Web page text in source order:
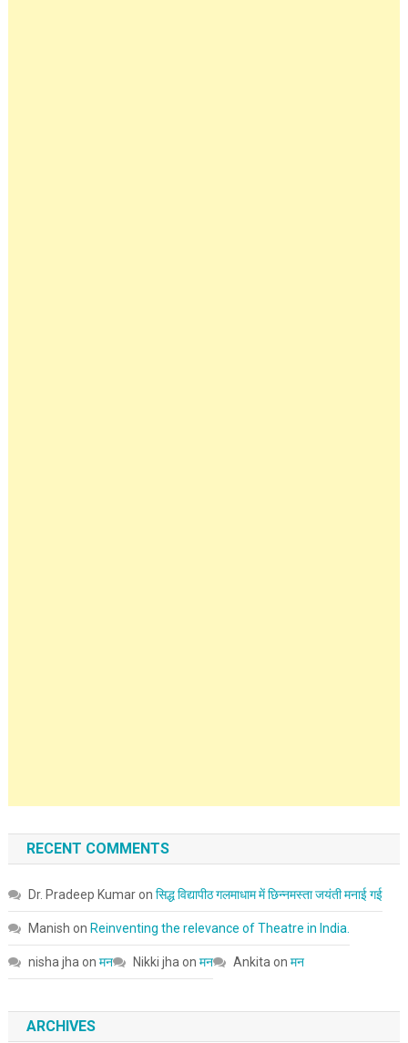
RECENT COMMENTS
Dr. Pradeep Kumaron सिद्ध विद्यापीठ गलमाधाम में छिन्नमस्ता जयंती मनाई गई
Manish on Reinventing the relevance of Theatre in India.
nisha jha on मन Nikki jha on मन Ankita on मन
ARCHIVES